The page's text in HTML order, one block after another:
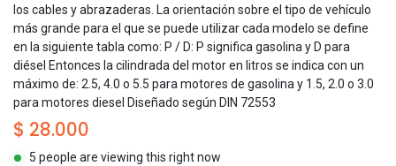
los cables y abrazaderas. La orientación sobre el tipo de vehículo
más grande para el que se puede utilizar cada modelo se define
en la siguiente tabla como: P / D: P significa gasolina y D para
diésel Entonces la cilindrada del motor en litros se indica con un
máximo de: 2.5, 4.0 o 5.5 para motores de gasolina y 1.5, 2.0 o 3.0
para motores diesel Diseñado según DIN 72553
$ 28.000
5 people are viewing this right now